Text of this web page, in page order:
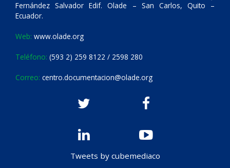
Fernández Salvador Edif. Olade – San Carlos, Quito –
Ecuador.
Web: www.olade.org
Teléfono: (593 2) 259 8122 / 2598 280
Correo: centro.documentacion@olade.org
Tweets by cubemediaco